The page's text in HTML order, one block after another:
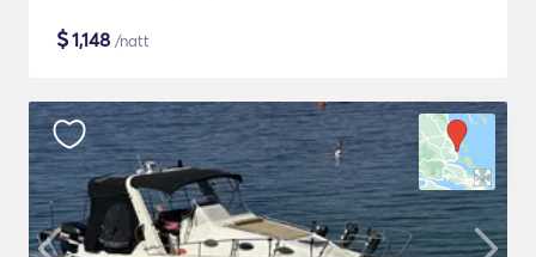
$1,148 /natt